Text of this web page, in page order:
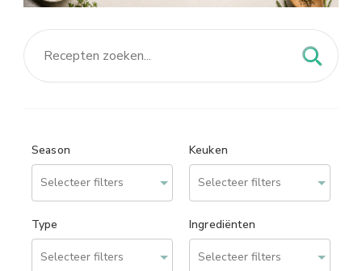
Season Keuken
Type Ingrediënten